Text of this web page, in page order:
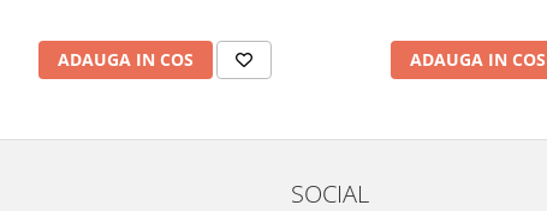
ADAUGA IN COS ADAUGA IN COS
SOCIAL